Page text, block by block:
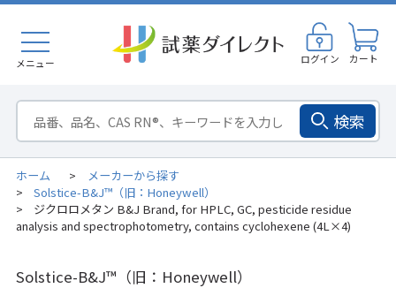
メニュー ログイン カート
検索
ホーム > メーカーから探す
> Solstice-B&J™（旧：Honeywell）
>
ジクロロメタン B&J Brand, for HPLC, GC, pesticide residue
analysis and spectrophotometry, contains cyclohexene (4L×4)
Solstice-B&J™（旧：Honeywell）